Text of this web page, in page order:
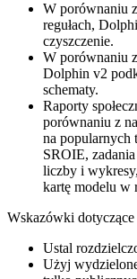
W porównaniu
regułach,
czyszczenie.
W porównaniu
Dolphin v2
schematy.
Raporty
porównaniu z
na popularnych
SROIE,
liczby i
kartę modelu w
Wskazówki
Ustal
Użyj